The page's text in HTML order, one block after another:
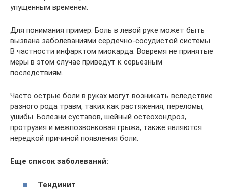
упущенным временем.
Для понимания пример. Боль в левой руке может быть
вызвана заболеваниями сердечно-сосудистой системы.
В частности инфарктом миокарда. Вовремя не принятые
меры в этом случае приведут к серьезным
последствиям.
Часто острые боли в руках могут возникать вследствие
разного рода травм, таких как растяжения, переломы,
ушибы. Болезни суставов, шейный остеохондроз,
протрузия и межпозвонковая грыжа, также являются
нередкой причиной появления боли.
Еще список заболеваний:
Тендинит